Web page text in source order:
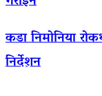
कडा निमोनिया
निर्देशन